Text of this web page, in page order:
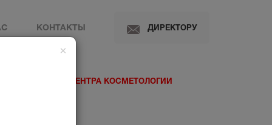
КОНТАКТЫ ДИРЕКТОРУ
ЦЕНТРА КОСМЕТОЛОГИИ
×